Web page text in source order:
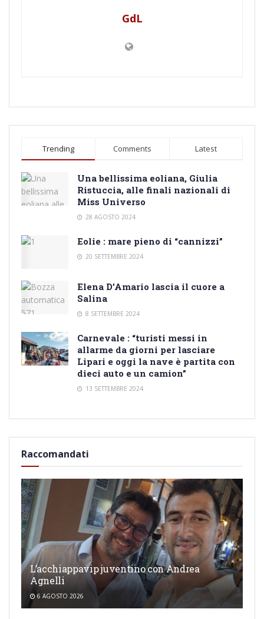
GdL
Trending Comments Latest
Una bellissima eoliana, Giulia
Ristuccia, alle finali nazionali di
Miss Universo
28 AGOSTO 2024
Eolie : mare pieno di “cannizzi”
20 SETTEMBRE 2024
Elena D’Amario lascia il cuore a
Salina
8 SETTEMBRE 2024
Carnevale : “turisti messi in
allarme da giorni per lasciare
Lipari e oggi la nave è partita con
dieci auto e un camion”
13 SETTEMBRE 2024
Raccomandati
L’acchiappavip juventino con Andrea
Agnelli
6 AGOSTO 2026